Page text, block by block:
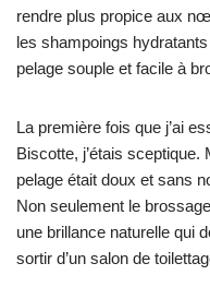
rendre plus propice aux
les shampoings
pelage souple et facile à
La première fois que j’ai
Biscotte, j’étais
pelage était doux et sans
Non seulement le
une brillance naturelle qui
sortir d’un salon de